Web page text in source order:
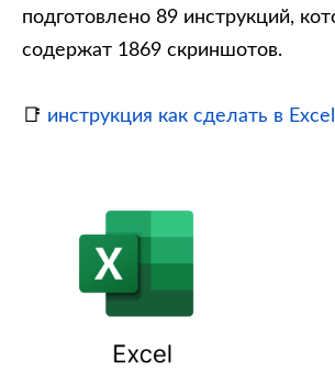
подготовлено 89 инструкций,
содержат 1869 скриншотов.
📑 инструкция как сделать в Excel